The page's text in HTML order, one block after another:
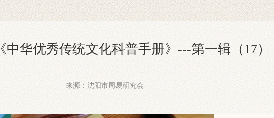
《中华优秀传统文化科普手册》---第一辑（17）
来源：沈阳市周易研究会